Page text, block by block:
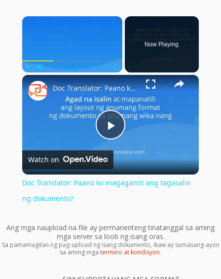
×
Play Unmute Fullscreen
Now Playing
×
Play
Video
Doc Translator: Paano ko magagamit ang tagasalin ng dokumento?
Watch on
Doc Translator: Paano ko magagamit ang tagasalin
ng dokumento?
Ang mga naupload na file ay permanenteng tinatanggal sa aming
mga server sa loob ng isang oras.
Sa pamamagitan ng pag-upload ng isang dokumento, ikaw ay sumasang-ayon
sa aming mga termino at kondisyon.